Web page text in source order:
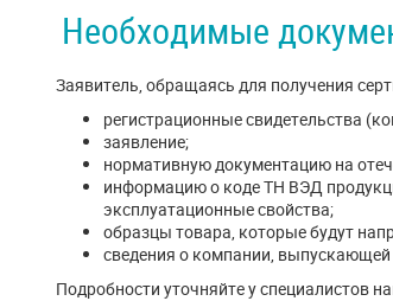
Необходимые
Заявитель, обращаясь для получения
регистрационные свидетельства
заявление;
нормативную документацию на
информацию о коде ТН ВЭД
эксплуатационные свойства;
образцы товара, которые будут
сведения о компании,
Подробности уточняйте у специалистов